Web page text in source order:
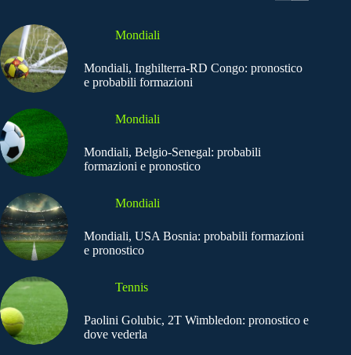
Mondiali
Mondiali, Inghilterra-RD Congo: pronostico
e probabili formazioni
Mondiali
Mondiali, Belgio-Senegal: probabili
formazioni e pronostico
Mondiali
Mondiali, USA Bosnia: probabili formazioni
e pronostico
Tennis
Paolini Golubic, 2T Wimbledon: pronostico e
dove vederla